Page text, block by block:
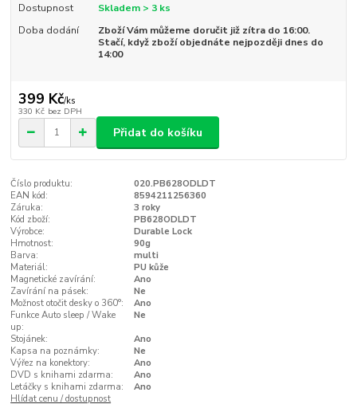
Dostupnost
Skladem > 3 ks
Doba dodání
Zboží Vám můžeme doručit již zítra do 16:00.
Stačí, když zboží objednáte nejpozději dnes do
14:00
399 Kč/ks
330 Kč bez DPH
Přidat do košíku
Číslo produktu:
020.PB628ODLDT
EAN kód:
8594211256360
Záruka:
3 roky
Kód zboží:
PB628ODLDT
Výrobce:
Durable Lock
Hmotnost:
90g
Barva:
multi
Materiál:
PU kůže
Magnetické zavírání:
Ano
Zavírání na pásek:
Ne
Možnost otočit desky o 360°:
Ano
Funkce Auto sleep / Wake
up:
Ne
Stojánek:
Ano
Kapsa na poznámky:
Ne
Výřez na konektory:
Ano
DVD s knihami zdarma:
Ano
Letáčky s knihami zdarma:
Ano
Hlídat cenu / dostupnost